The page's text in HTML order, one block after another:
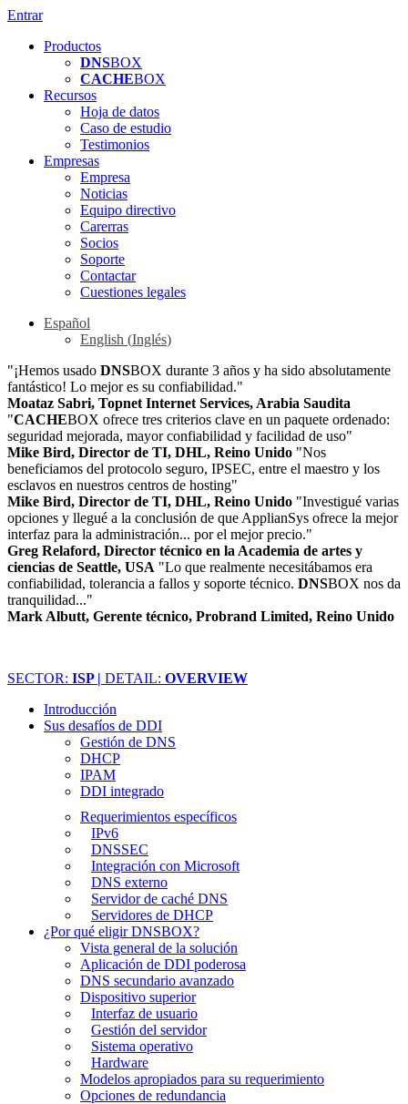
Entrar
Productos
DNSBOX
CACHEBOX
Recursos
Hoja de datos
Caso de estudio
Testimonios
Empresas
Empresa
Noticias
Equipo directivo
Carerras
Socios
Soporte
Contactar
Cuestiones legales
Español
English (Inglés)
"¡Hemos usado DNSBOX durante 3 años y ha sido absolutamente
fantástico! Lo mejor es su confiabilidad."
Moataz Sabri, Topnet Internet Services, Arabia Saudita
"CACHEBOX ofrece tres criterios clave en un paquete ordenado:
seguridad mejorada, mayor confiabilidad y facilidad de uso"
Mike Bird, Director de TI, DHL, Reino Unido "Nos
beneficiamos del protocolo seguro, IPSEC, entre el maestro y los
esclavos en nuestros centros de hosting"
Mike Bird, Director de TI, DHL, Reino Unido "Investigué varias
opciones y llegué a la conclusión de que ApplianSys ofrece la mejor
interfaz para la administración... por el mejor precio."
Greg Relaford, Director técnico en la Academia de artes y
ciencias de Seattle, USA "Lo que realmente necesitábamos era
confiabilidad, tolerancia a fallos y soporte técnico. DNSBOX nos da
tranquilidad..."
Mark Albutt, Gerente técnico, Probrand Limited, Reino Unido
SECTOR: ISP | DETAIL: OVERVIEW
Introducción
Sus desafíos de DDI
Gestión de DNS
DHCP
IPAM
DDI integrado
Requerimientos específicos
IPv6
DNSSEC
Integración con Microsoft
DNS externo
Servidor de caché DNS
Servidores de DHCP
¿Por qué eligir DNSBOX?
Vista general de la solución
Aplicación de DDI poderosa
DNS secundario avanzado
Dispositivo superior
Interfaz de usuario
Gestión del servidor
Sistema operativo
Hardware
Modelos apropiados para su requerimiento
Opciones de redundancia